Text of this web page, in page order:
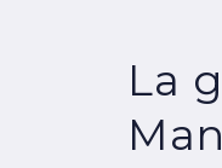
La